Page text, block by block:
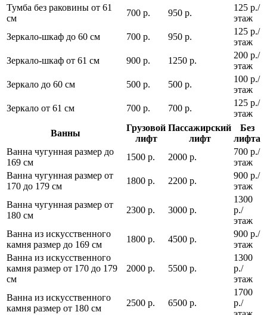
Тумба без раковины от 61
см
700 р. 950 р.
125 р./
этаж
Зеркало-шкаф до 60 см
700 р. 950 р.
125 р./
этаж
Зеркало-шкаф от 61 см
900 р. 1250 р.
200 р./
этаж
Зеркало до 60 см
500 р. 500 р.
100 р./
этаж
Зеркало от 61 см
700 р. 700 р.
125 р./
этаж
Ванны
Грузовой
лифт
Пассажирский
лифт
Без
лифта
Ванна чугунная размер до
169 см
1500 р. 2000 р.
700 р./
этаж
Ванна чугунная размер от
170 до 179 см
1800 р. 2200 р.
900 р./
этаж
Ванна чугунная размер от
180 см
2300 р. 3000 р.
1300
р./
этаж
Ванна из искусственного
камня размер до 169 см
1800 р. 4500 р.
900 р./
этаж
Ванна из искусственного
камня размер от 170 до 179
см
2000 р. 5500 р.
1300
р./
этаж
Ванна из искусственного
камня размер от 180 см
2500 р. 6500 р.
1700
р./